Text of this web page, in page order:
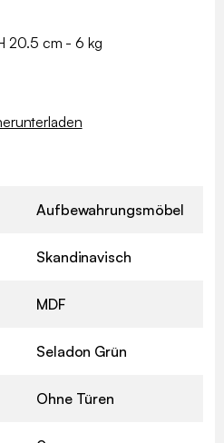
20.5 cm - 6 kg
Aufbewahrungsmöbel
Skandinavisch
MDF
Seladon Grün
Ohne Türen